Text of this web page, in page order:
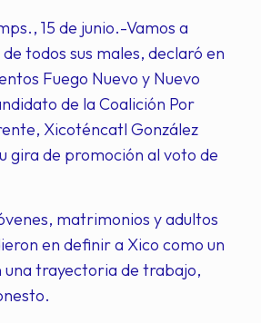
15 de junio.-Vamos a
todos sus males, declaró en
Fuego Nuevo y Nuevo
de la Coalición Por
Xicoténcatl González
gira de promoción al voto de
matrimonios y adultos
en definir a Xico como un
una trayectoria de trabajo,